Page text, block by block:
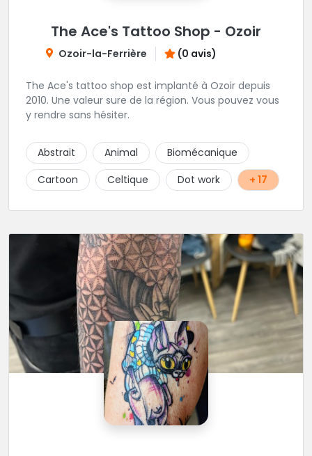
The Ace's Tattoo Shop - Ozoir
Ozoir-la-Ferrière (0 avis)
The Ace's tattoo shop est implanté à Ozoir depuis
2010. Une valeur sure de la région. Vous pouvez vous
y rendre sans hésiter.
Abstrait Animal
Biomécanique
Cartoon
Celtique Dot work + 17